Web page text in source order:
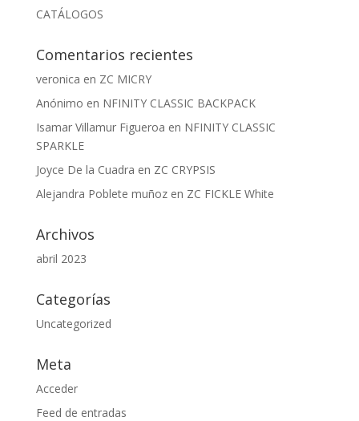
CATÁLOGOS
Comentarios recientes
veronica en ZC MICRY
Anónimo en NFINITY CLASSIC BACKPACK
Isamar Villamur Figueroa en NFINITY CLASSIC
SPARKLE
Joyce De la Cuadra en ZC CRYPSIS
Alejandra Poblete muñozen ZC FICKLE White
Archivos
abril 2023
Categorías
Uncategorized
Meta
Acceder
Feed de entradas